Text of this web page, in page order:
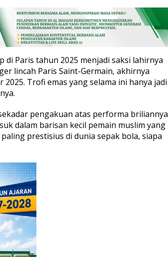
di Paris tahun 2025 menjadi saksi lahirnya
lincah Paris Saint-Germain, akhirnya
Trofi emas yang selama ini hanya jadi
pengakuan atas performa briliannya
dalam barisan kecil pemain muslim yang
prestisius di dunia sepak bola, siapa